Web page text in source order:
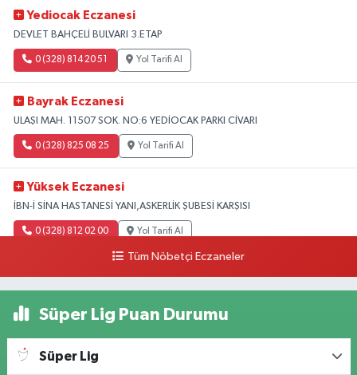
Yediocak Eczanesi
DEVLET BAHÇELİ BULVARI 3.ETAP
0 (328) 814 20 51 Yol Tarifi Al
Bayrak Eczanesi
ULAŞI MAH. 11507 SOK. NO:6 YEDİOCAK PARKI CİVARI
0 (328) 825 08 25 Yol Tarifi Al
Yüksek Eczanesi
İBN-İ SİNA HASTANESİ YANI,ASKERLİK ŞUBESİ KARŞISI
0 (328) 812 02 00 Yol Tarifi Al
Tüm Nöbetçi Eczaneler
Süper Lig Puan Durumu
Süper Lig